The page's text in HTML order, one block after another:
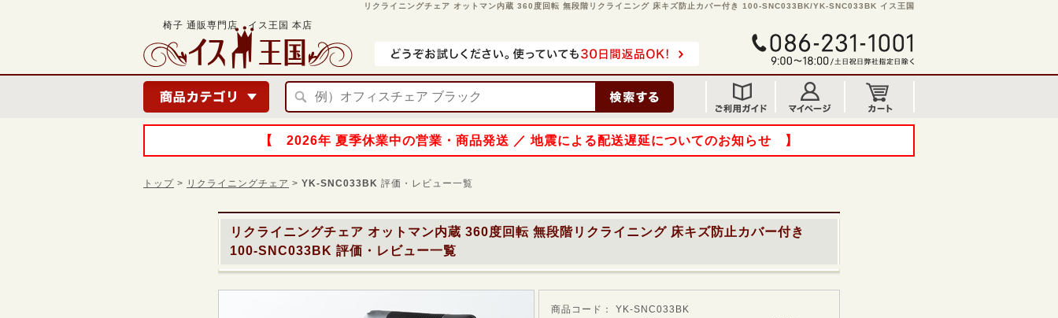
リクライニングチェア オットマン内蔵 360度回転 無段階リクライニング 床キズ防止カバー付き 100-SNC033BK/YK-SNC033BK イス王国
椅子 通販専門店 イス王国 本店
【 2026年 夏季休業中の営業・商品発送 ／ 地震による配送遅延についてのお知らせ 】
トップ > リクライニングチェア > YK-SNC033BK 評価・レビュー一覧
リクライニングチェア オットマン内蔵 360度回転 無段階リクライニング 床キズ防止カバー付き
100-SNC033BK 評価・レビュー一覧
商品コード： YK-SNC033BK